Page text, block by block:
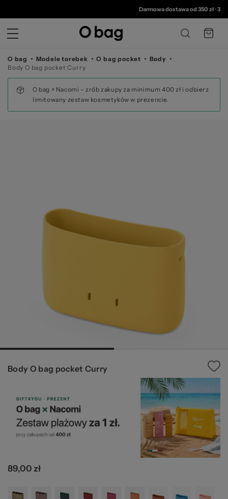
©
Darmowa dostawa od 350 zł•30 dni
O bag Modele torebek O bag pocket
Body
Body O bag pocket Curry
O bag × Nacomi – zrób zakupy za minimum 400 zł i odbierz
limitowany zestaw kosmetyków w prezencie.
Body O bag pocket Curry
89,00 zł